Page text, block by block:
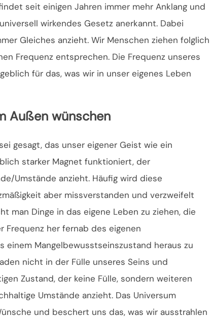
seit einigen Jahren immer mehr Anklang und
wirkendes Gesetz anerkannt. Dabei
Gleiches anzieht. Wir Menschen ziehen folglich
Frequenz entsprechen. Die Frequenz unseres
für das, was wir in unser eigenes Leben
Außen wünschen
gesagt, das unser eigener Geist wie ein
starker Magnet funktioniert, der
Umstände anzieht. Häufig wird diese
aber missverstanden und verzweifelt
man Dinge in das eigene Leben zu ziehen, die
Frequenz her fernab des eigenen
einem Mangelbewusstseinszustand heraus zu
nicht in der Fülle unseres Seins und
Zustand, der keine Fülle, sondern weiteren
Umstände anzieht. Das Universum
und beschert uns das, was wir ausstrahlen